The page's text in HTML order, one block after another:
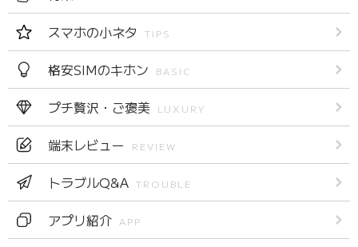
スマホの小ネタ TIPS
格安SIMのキホン BASIC
プチ贅沢・ご褒美 LUXURY
端末レビュー REVIEW
トラブルQ&A TROUBLE
アプリ紹介 APP